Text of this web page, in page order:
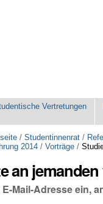
Vertretungen
/Studentinnenrat /
2014 /Vorträge /
an
E-Mail-Adresse ein,